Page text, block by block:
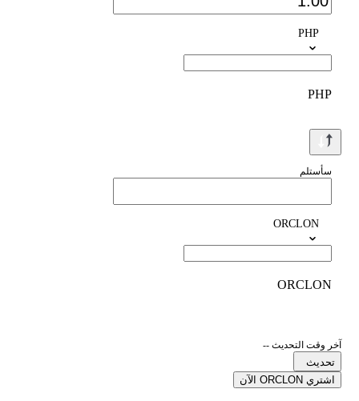
PHP
PHP
سأستلم
ORCLON
ORCLON
آخر وقت التحديث --
تحديث
اشتري ORCLON الآن